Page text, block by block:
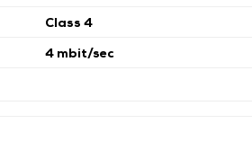
Class 4
4 mbit/sec